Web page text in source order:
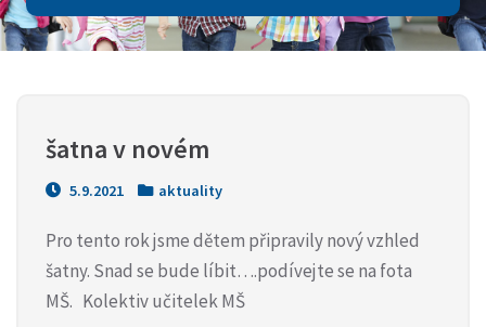
šatna v novém
5.9.2021 aktuality
Pro tento rok jsme dětem připravily nový vzhled
šatny. Snad se bude líbit….podívejte se na fota
MŠ. Kolektiv učitelek MŠ